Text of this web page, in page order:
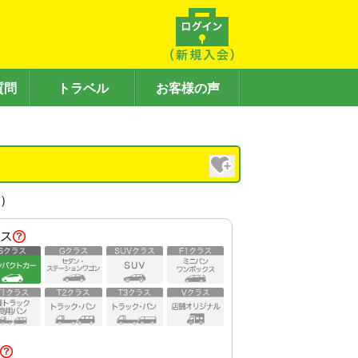
問 トラベル お客様の声